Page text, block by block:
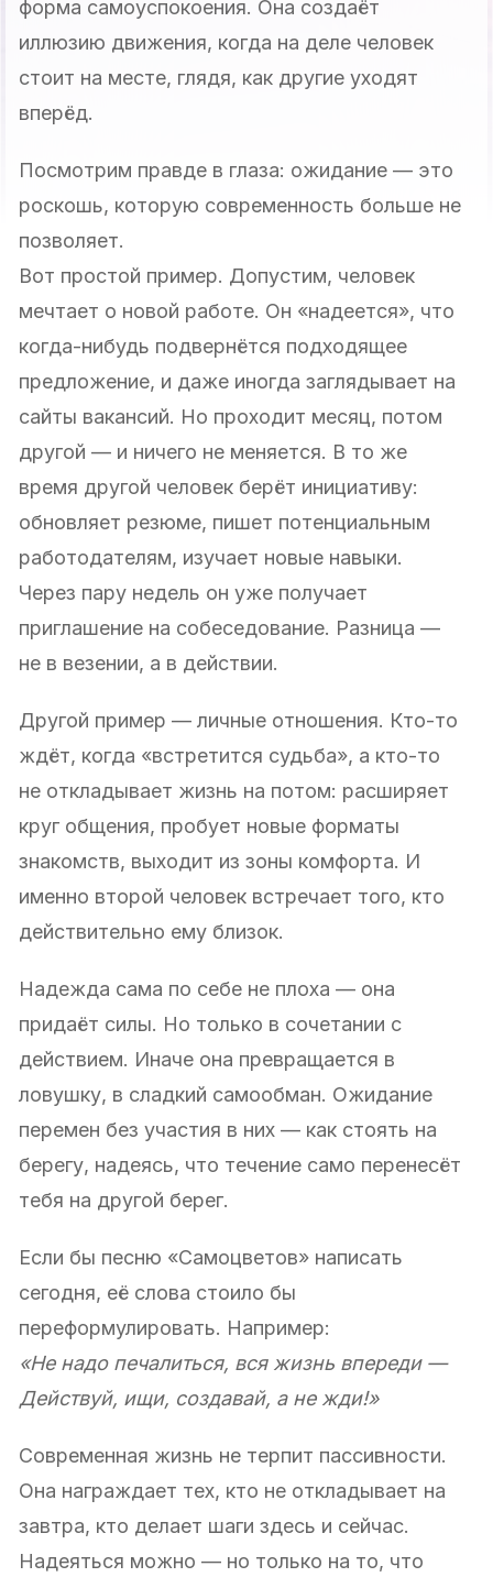
форма самоуспокоения. Она создаёт
иллюзию движения, когда на деле человек
стоит на месте, глядя, как другие уходят
вперёд.
Посмотрим правде в глаза: ожидание — это
роскошь, которую современность больше не
позволяет.
Вот простой пример. Допустим, человек
мечтает о новой работе. Он «надеется», что
когда-нибудь подвернётся подходящее
предложение, и даже иногда заглядывает на
сайты вакансий. Но проходит месяц, потом
другой — и ничего не меняется. В то же
время другой человек берёт инициативу:
обновляет резюме, пишет потенциальным
работодателям, изучает новые навыки.
Через пару недель он уже получает
приглашение на собеседование. Разница —
не в везении, а в действии.
Другой пример — личные отношения. Кто-то
ждёт, когда «встретится судьба», а кто-то
не откладывает жизнь на потом: расширяет
круг общения, пробует новые форматы
знакомств, выходит из зоны комфорта. И
именно второй человек встречает того, кто
действительно ему близок.
Надежда сама по себе не плоха — она
придаёт силы. Но только в сочетании с
действием. Иначе она превращается в
ловушку, в сладкий самообман. Ожидание
перемен без участия в них — как стоять на
берегу, надеясь, что течение само перенесёт
тебя на другой берег.
Если бы песню «Самоцветов» написать
сегодня, её слова стоило бы
переформулировать. Например:
«Не надо печалиться, вся жизнь впереди —
Действуй, ищи, создавай, а не жди!»
Современная жизнь не терпит пассивности.
Она награждает тех, кто не откладывает на
завтра, кто делает шаги здесь и сейчас.
Надеяться можно — но только на то, что